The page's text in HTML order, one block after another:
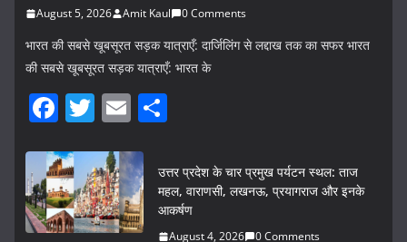
August 5, 2026 Amit Kaul 0 Comments
भारत की सबसे खूबसूरत सड़क यात्राएँ: दार्जिलिंग से लद्दाख तक का सफर भारत
की सबसे खूबसूरत सड़क यात्राएँ: भारत के
F
c
e
b
T
itt
er
E
ai
l
ar
e
उत्तर प्रदेश के चार प्रमुख पर्यटन स्थल: ताज
महल, वाराणसी, लखनऊ, प्रयागराज और इनके
आकर्षण
August 4, 2026 0 Comments